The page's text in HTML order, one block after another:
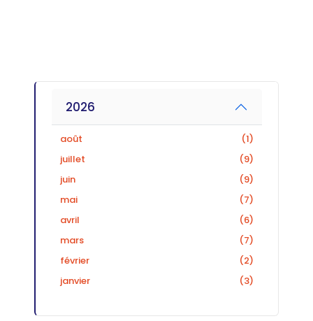
2026
août
(1)
juillet
(9)
juin
(9)
mai
(7)
avril
(6)
mars
(7)
février
(2)
janvier
(3)